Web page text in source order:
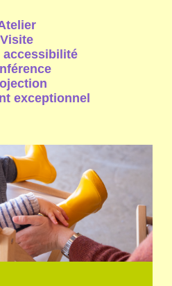
Visite
accessibilité
exceptionnel